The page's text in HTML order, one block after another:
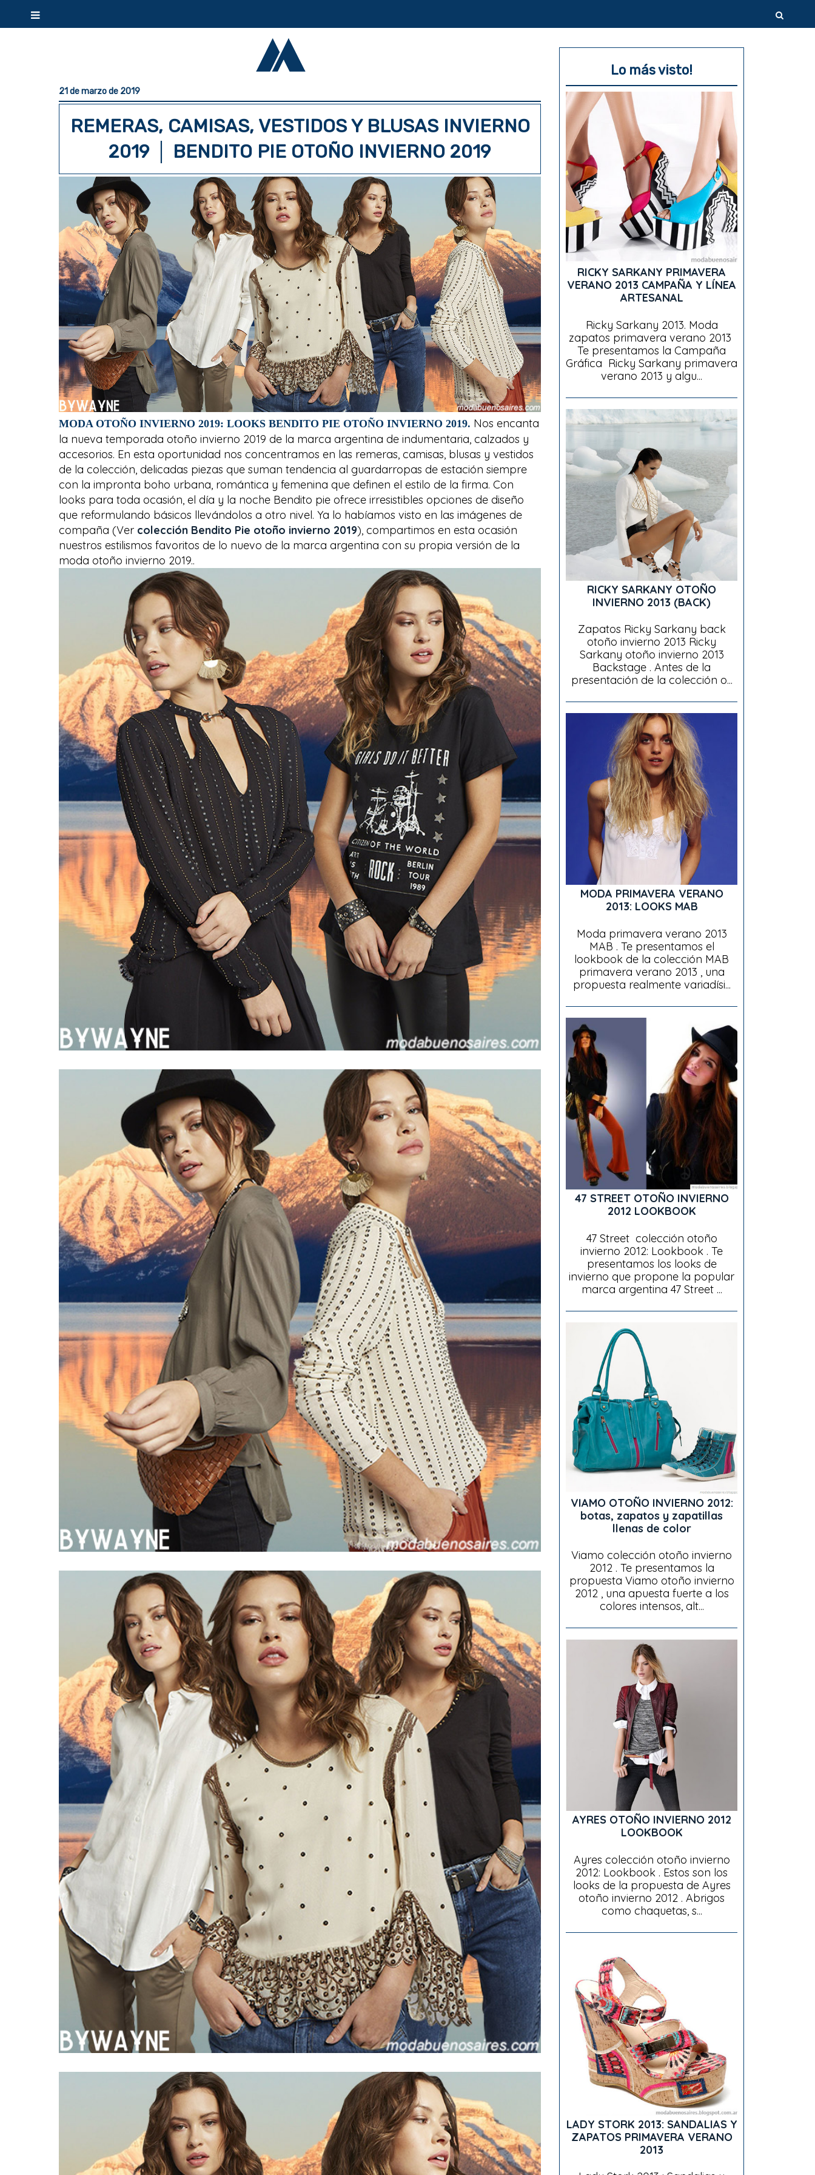
21 de marzo de 2019
REMERAS, CAMISAS, VESTIDOS Y BLUSAS INVIERNO
2019 │ BENDITO PIE OTOÑO INVIERNO 2019
MODA OTOÑO INVIERNO 2019: LOOKS BENDITO PIE OTOÑO INVIERNO 2019. Nos encanta
la nueva temporada otoño invierno 2019 de la marca argentina de indumentaria, calzados y
accesorios. En esta oportunidad nos concentramos en las remeras, camisas, blusas y vestidos
de la colección, delicadas piezas que suman tendencia al guardarropas de estación siempre
con la impronta boho urbana, romántica y femenina que definen el estilo de la firma. Con
looks para toda ocasión, el día y la noche Bendito pie ofrece irresistibles opciones de diseño
que reformulando básicos llevándolos a otro nivel. Ya lo habíamos visto en las imágenes de
compaña (Ver colección Bendito Pie otoño invierno 2019), compartimos en esta ocasión
nuestros estilismos favoritos de lo nuevo de la marca argentina con su propia versión de la
moda otoño invierno 2019..
Lo más visto!
RICKY SARKANY PRIMAVERA
VERANO 2013 CAMPAÑA Y LÍNEA
ARTESANAL
Ricky Sarkany 2013. Moda
zapatos primavera verano 2013
Te presentamos la Campaña
Gráfica Ricky Sarkany primavera
verano 2013 y algu...
RICKY SARKANY OTOÑO
INVIERNO 2013 (BACK)
Zapatos Ricky Sarkany back
otoño invierno 2013 Ricky
Sarkany otoño invierno 2013
Backstage . Antes de la
presentación de la colección o...
MODA PRIMAVERA VERANO
2013: LOOKS MAB
Moda primavera verano 2013
MAB . Te presentamos el
lookbook de la colección MAB
primavera verano 2013 , una
propuesta realmente variadísi...
47 STREET OTOÑO INVIERNO
2012 LOOKBOOK
47 Street colección otoño
invierno 2012: Lookbook . Te
presentamos los looks de
invierno que propone la popular
marca argentina 47 Street ...
VIAMO OTOÑO INVIERNO 2012:
botas, zapatos y zapatillas
llenas de color
Viamo colección otoño invierno
2012 . Te presentamos la
propuesta Viamo otoño invierno
2012 , una apuesta fuerte a los
colores intensos, alt...
AYRES OTOÑO INVIERNO 2012
LOOKBOOK
Ayres colección otoño invierno
2012: Lookbook . Estos son los
looks de la propuesta de Ayres
otoño invierno 2012 . Abrigos
como chaquetas, s...
LADY STORK 2013: SANDALIAS Y
ZAPATOS PRIMAVERA VERANO
2013